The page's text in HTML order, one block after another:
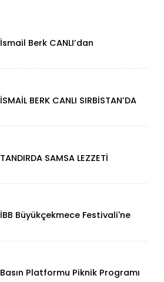
İsmail Berk CANLI’dan
İSMAİL BERK CANLI SIRBİSTAN’DA
TANDIRDA SAMSA LEZZETİ
İBB Büyükçekmece Festivali'ne
Basın Platformu Piknik Programı